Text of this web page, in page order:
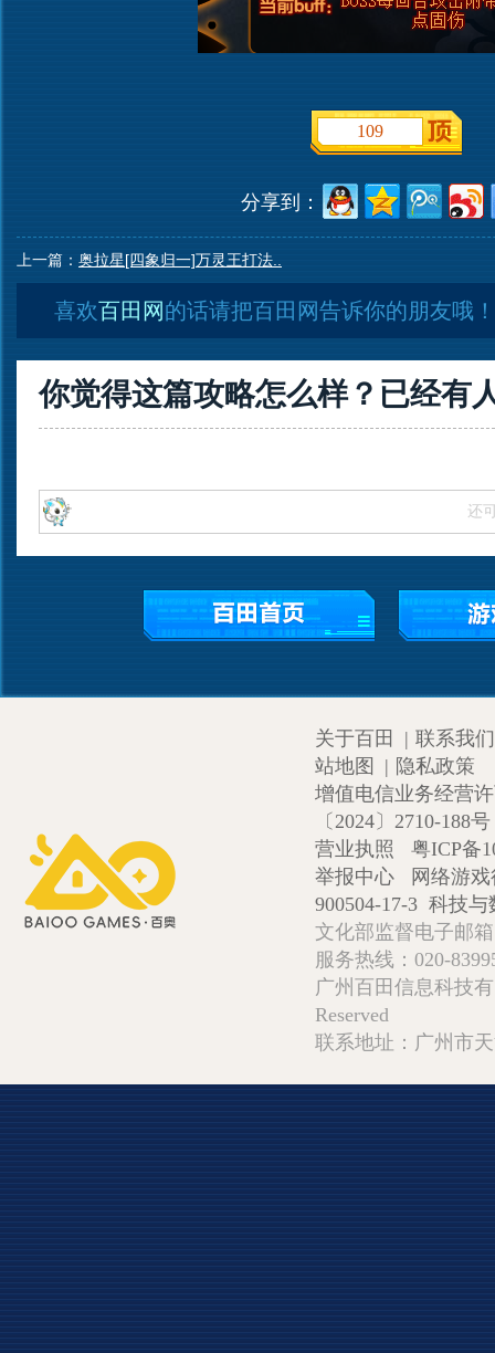
109
分享到：
上一篇： 奥拉星[四象归一]万灵王打法..
喜欢百田网的话请把百田网告诉你的朋友哦
你觉得这篇攻略怎么样？已经有
还
关于百田 | 联系我们
站地图
| 隐私政策
增值电信业务经营
〔2024〕2710-188号
营业执照
粤ICP备
举报中心
网络游
900504-17-3 科技与
文化部监督电子邮
服务热线：020-
广州百田信息科技
Reserved
联系地址：广州市